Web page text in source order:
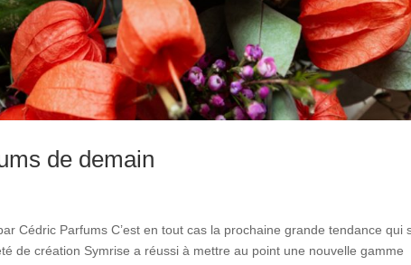
de demain
Cédric Parfums C’est en tout cas la prochaine grande tendance qui
de création Symrise a réussi à mettre au point une nouvelle gamme